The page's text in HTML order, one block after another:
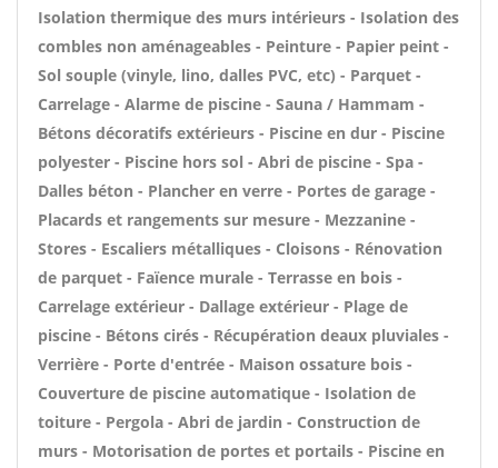
Isolation thermique des murs intérieurs - Isolation des
combles non aménageables - Peinture - Papier peint -
Sol souple (vinyle, lino, dalles PVC, etc) - Parquet -
Carrelage - Alarme de piscine - Sauna / Hammam -
Bétons décoratifs extérieurs - Piscine en dur - Piscine
polyester - Piscine hors sol - Abri de piscine - Spa -
Dalles béton - Plancher en verre - Portes de garage -
Placards et rangements sur mesure - Mezzanine -
Stores - Escaliers métalliques - Cloisons - Rénovation
de parquet - Faïence murale - Terrasse en bois -
Carrelage extérieur - Dallage extérieur - Plage de
piscine - Bétons cirés - Récupération deaux pluviales -
Verrière - Porte d'entrée - Maison ossature bois -
Couverture de piscine automatique - Isolation de
toiture - Pergola - Abri de jardin - Construction de
murs - Motorisation de portes et portails - Piscine en